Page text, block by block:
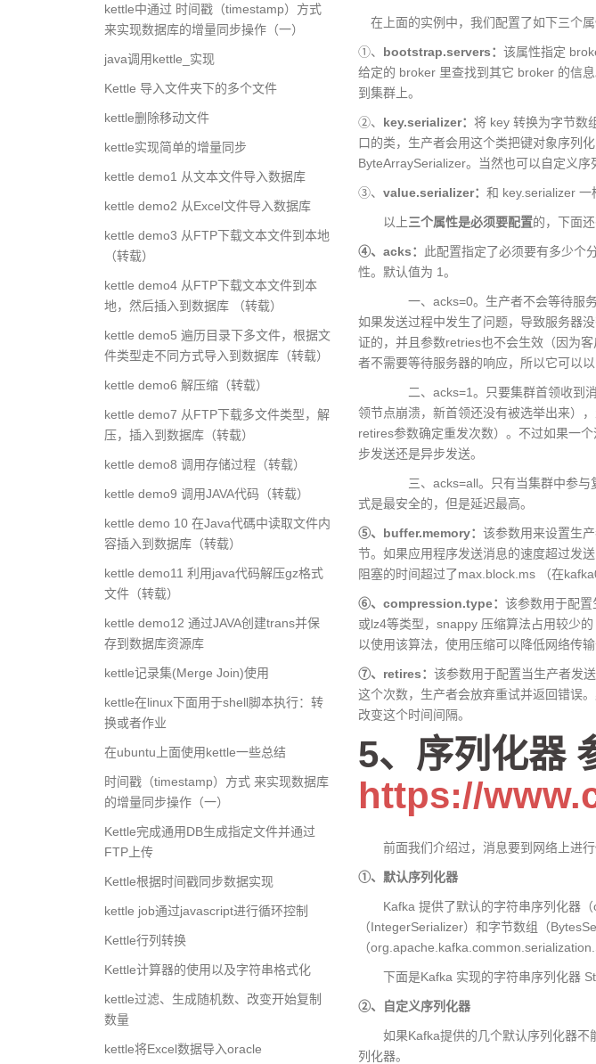
kettle中通过 时间戳（timestamp）方式
来实现数据库的增量同步操作（一）
java调用kettle_实现
Kettle 导入文件夹下的多个文件
kettle删除移动文件
kettle实现简单的增量同步
kettle demo1 从文本文件导入数据库
kettle demo2 从Excel文件导入数据库
kettle demo3 从FTP下载文本文件到本地
（转载）
kettle demo4 从FTP下载文本文件到本
地，然后插入到数据库 （转载）
kettle demo5 遍历目录下多文件，根据文
件类型走不同方式导入到数据库（转载）
kettle demo6 解压缩（转载）
kettle demo7 从FTP下载多文件类型，解
压，插入到数据库（转载）
kettle demo8 调用存储过程（转载）
kettle demo9 调用JAVA代码（转载）
kettle demo 10 在Java代碼中读取文件内
容插入到数据库（转载）
kettle demo11 利用java代码解压gz格式
文件（转载）
kettle demo12 通过JAVA创建trans并保
存到数据库资源库
kettle记录集(Merge Join)使用
kettle在linux下面用于shell脚本执行：转
换或者作业
在ubuntu上面使用kettle一些总结
时间戳（timestamp）方式 来实现数据库
的增量同步操作（一）
Kettle完成通用DB生成指定文件并通过
FTP上传
Kettle根据时间戳同步数据实现
kettle job通过javascript进行循环控制
Kettle行列转换
Kettle计算器的使用以及字符串格式化
kettle过滤、生成随机数、改变开始复制
数量
kettle将Excel数据导入oracle
在上面的实例中，我们配置了如下三个属
①、 bootstrap.servers： 该属性指定
给定的 broker 里查找到其它 broker 的信
到集群上。
②、 key.serializer： 将 key 转换为字节数
口的类，生产者会用这个类把键对象序列
ByteArraySerializer。当然也可以自定义序
③、 value.serializer： 和 key.serializer 一
以上三个属性是必须要配置的，下面
④、acks： 此配置指定了必须要有多少个
性。默认值为 1。
一、acks=0。生产者不会等待服务器
如果发送过程中发生了问题，导致服务器
证的，并且参数retries也不会生效（因为
者不需要等待服务器的响应，所以它可以
二、acks=1。只要集群首领收到消息
领节点崩溃，新首领还没有被选举出来）
retires参数确定重发次数）。不过如果一
步发送还是异步发送。
三、acks=all。只有当集群中参与复制
式是最安全的，但是延迟最高。
⑤、buffer.memory： 该参数用来设置生
节。如果应用程序发送消息的速度超过发
阻塞的时间超过了max.block.ms （在
⑥、compression.type： 该参数用于配
或lz4等类型，snappy 压缩算法占用较少
以使用该算法，使用压缩可以降低网络传
⑦、retires： 该参数用于配置当生产者发
这个次数，生产者会放弃重试并返回错误
改变这个时间间隔。
5、序列化器
https://
前面我们介绍过，消息要到网络上进行
①、默认序列化器
Kafka 提供了默认的字符串序列化器（
（IntegerSerializer）和字节数组（
（
下面是Kafka 实现的字符串序列化器
②、自定义序列化器
如果Kafka提供的几个默认序列化器不
列化器。